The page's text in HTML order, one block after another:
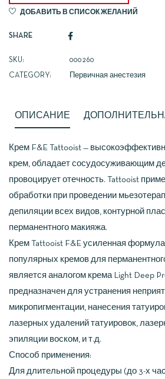
ДОБАВИТЬ В СПИСОК ЖЕЛАНИЙ
SHARE
SKU: 000260
CATEGORY: Первичная анестезия
ОПИСАНИЕ
Крем F&E Tattooist —
крем, обладает сосудосуживающим
провоцирует отечность. Tattooist
обработки при проведении
депиляции всех видов, контурной
перманентного макияжа.
Крем Tattooist F&E усиленная
популярных кремов для
является аналогом крема Light Deep
предназначен для устранения
микропигментации, нанесения
лазерных удалений татуировок,
эпиляции воском, и т.д.
Способ применения:
Для длительной процедуры (до 3-х